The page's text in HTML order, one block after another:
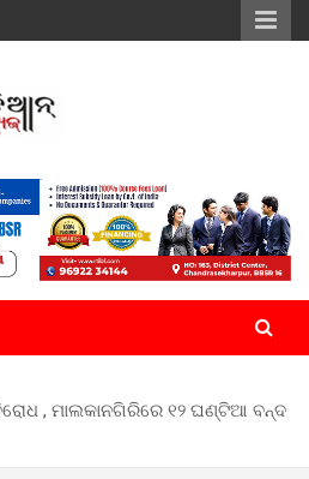
, ମାଲକାନଗିରିରେ ୧୨ ଘଣ୍ଟିଆ ବନ୍ଦ